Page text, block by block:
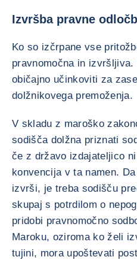
Izvršba pravne
Ko so izčrpane vse
pravnomočna in
običajno učinkoviti za
dolžnikovega premoženja.
V skladu z maroško
sodišča dolžna priznati
če z državo izdajateljico
konvencija v ta namen.
izvrši, je treba sodišču
skupaj s potrdilom o
pridobi pravnomočno
Maroku, oziroma ko želi
tujini, mora upoštevati